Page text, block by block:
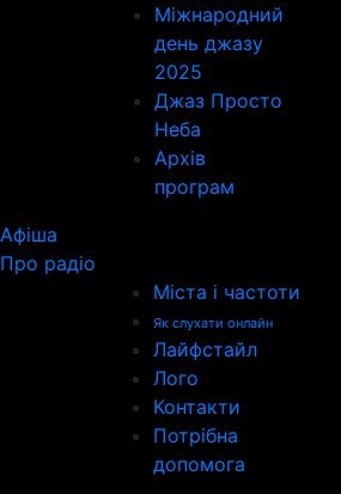
Міжнародний
день джазу
2025
Джаз Просто
Неба
Архів
програм
Афіша
Про радіо
Міста і частоти
Як слухати онлайн
Лайфстайл
Лого
Контакти
Потрібна
допомога